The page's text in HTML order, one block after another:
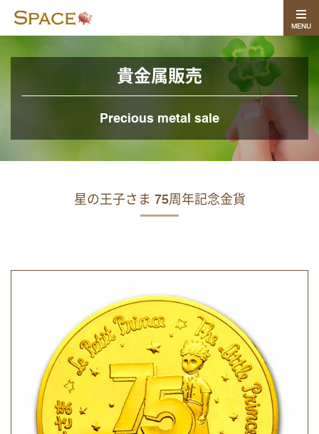
MENU
貴金属販売
Precious metal sale
星の王子さま 75周年記念金貨